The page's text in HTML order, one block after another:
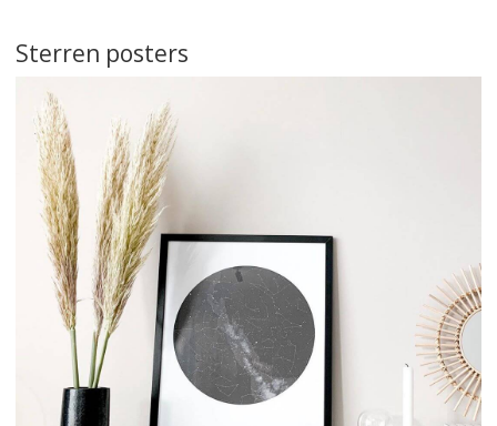
Sterren posters